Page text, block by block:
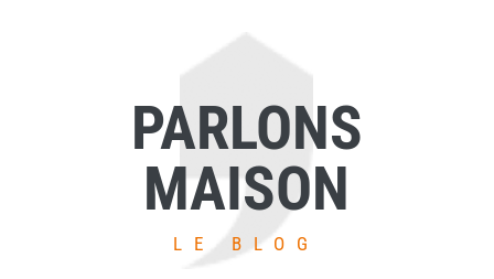
PARLONS
MAISON
LE BLOG